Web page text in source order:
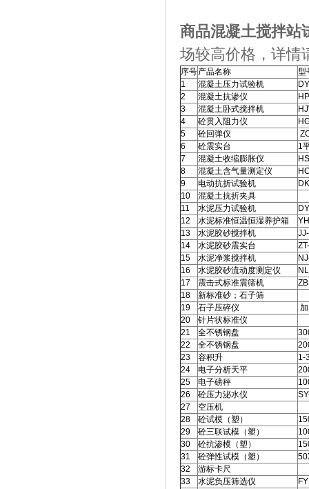
商品混凝土搅拌站
场较高价格，详情
序号产品名称
型
1
混凝土压力试验机
2
混凝土抗渗仪
3
混凝土卧式搅拌机
4
砼贯入阻力仪
5
砼回弹仪
6
砼震实台
1
7
混凝土收缩膨胀仪
8
混凝土含气量测定仪
9
电动抗折试验机
10
混凝土抗折夹具
11
水泥压力试验机
12
水泥标准恒温恒湿养护箱
13
水泥胶砂搅拌机
14
水泥胶砂震实台
15
水泥净浆搅拌机
16
水泥胶砂流动度测定仪
17
震击式标准震筛机
18
新标准砂；石子筛
19
石子压碎仪
20
针片状标准仪
21
全不锈钢盘
22
全不锈钢盘
23
容积升
1-
24
电子分析天平
25
电子磅秤
26
砼压力泌水仪
27
空压机
28
砼试模（塑）
29
砼三联试模（塑）
30
砼抗渗模（塑）
31
砼弹性试模（塑）
32
游标卡尺
33
水泥负压筛选仪